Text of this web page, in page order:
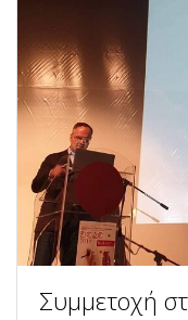
Συμμετοχή